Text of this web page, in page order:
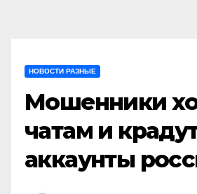
НОВОСТИ РАЗНЫЕ
Мошенники
чатам и
аккаунты